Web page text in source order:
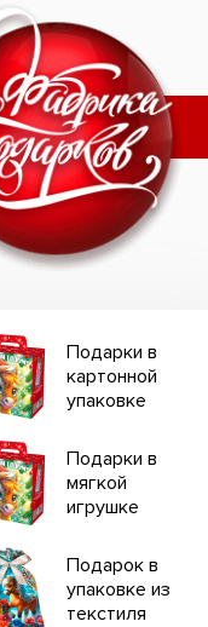
Подарки в
картонной
упаковке
Подарки в
мягкой
игрушке
Подарок в
упаковке из
текстиля